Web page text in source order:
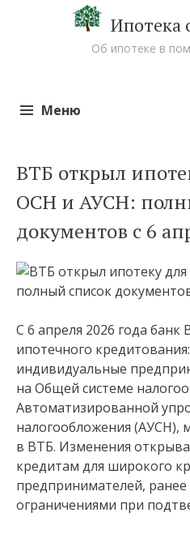
Ипотека
Об ипотеке в
Меню
ВТБ открыл
ОСН и АУСН:
документов с 6
С 6 апреля 2026 года
ипотечного
индивидуальные
на Общей системе
Автоматизированной
налогообложения (АУСН),
в ВТБ. Изменения
кредитам для широкого
предпринимателей, ранее
ограничениями при